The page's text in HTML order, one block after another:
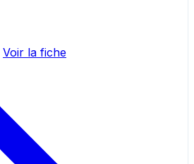
Voir la fiche